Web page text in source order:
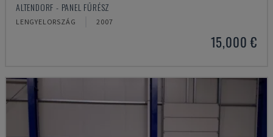
ALTENDORF - PANEL FŰRÉSZ
LENGYELORSZÁG 2007
15,000 €